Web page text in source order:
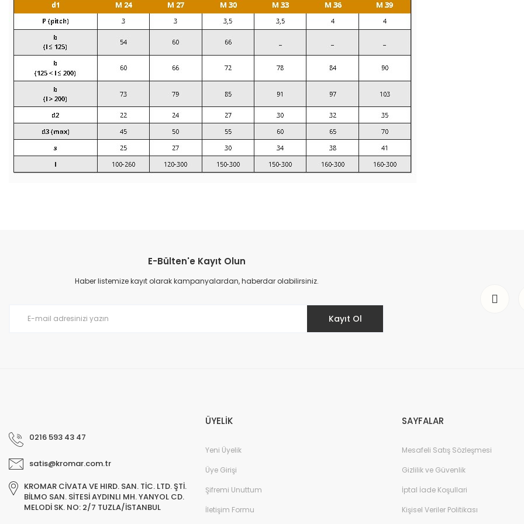
Ürün resmi kalitesiz, bozuk veya görüntülenemiyor.
Ürün açıklamasında eksik bilgiler bulunuyor.
E-Bülten'e Kayıt Olun
Haber listemize kayıt olarak kampanyalardan, haberdar olabilirsiniz.
Kayıt Ol
0216 593 43 47
satis@kromar.com.tr
KROMAR CİVATA VE HIRD. SAN. TİC. LTD. ŞTİ.
BİLMO SAN. SİTESİ AYDINLI MH. YANYOL CD.
MELODİ SK. NO: 2/7 TUZLA/İSTANBUL
ÜYELİK
Yeni Üyelik
Üye Girişi
Şifremi Unuttum
İletişim Formu
SAYFALAR
Mesafeli Satış Sözleşmesi
Gizlilik ve Güvenlik
İptal İade Koşullari
Kişisel Veriler Politikası